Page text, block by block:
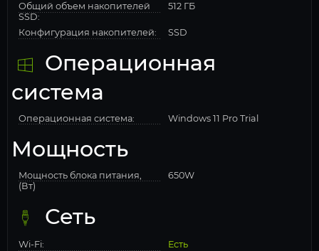
Общий объем накопителей
SSD:
512 ГБ
Конфигурация накопителей: SSD
Операционная
система
Операционная система: Windows 11 Pro Trial
Мощность
Мощность блока питания,
(Вт)
650W
Сеть
Wi-Fi: Есть